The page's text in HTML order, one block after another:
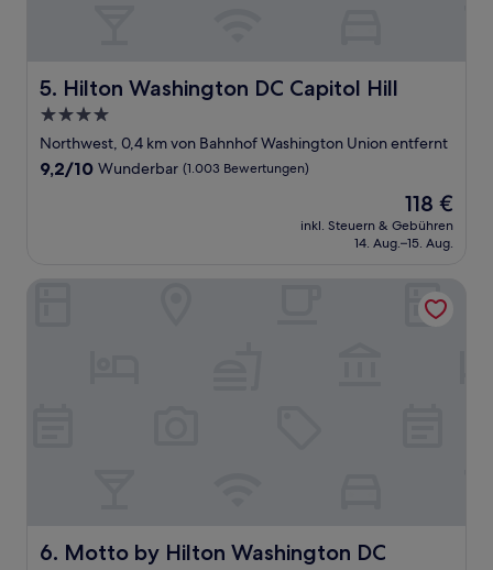
5. Hilton Washington DC Capitol Hill
Hilton Washington DC Capitol Hill
4.0-
Sterne-
Unterkunft
Northwest, 0,4 km von Bahnhof Washington Union entfernt
9.2
9,2/10 Wunderbar (1.003 Bewertungen)
Der
Preis
beträgt
118 €
inkl. Steuern & Gebühren
14. Aug.–15. Aug.
6. Motto by Hilton Washington DC
Motto by Hilton Washington DC Downtown